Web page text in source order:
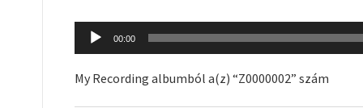
Audio
Player
00:00
My Recording albumból a(z) “Z0000002” szám